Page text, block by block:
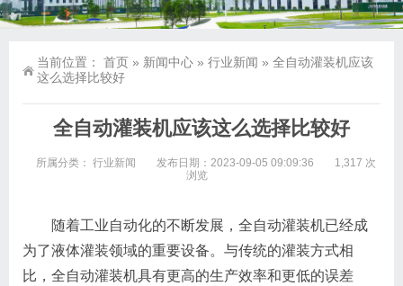
当前位置： 首页 » 新闻中心 » 行业新闻 » 全自动灌装机应该
这么选择比较好
全自动灌装机应该这么选择比较好
所属分类： 行业新闻 发布日期：2023-09-05 09:09:36
1,317 次
浏览
随着工业自动化的不断发展，全自动灌装机已经成
为了液体灌装领域的重要设备。与传统的灌装方式相
比，全自动灌装机具有更高的生产效率和更低的误差